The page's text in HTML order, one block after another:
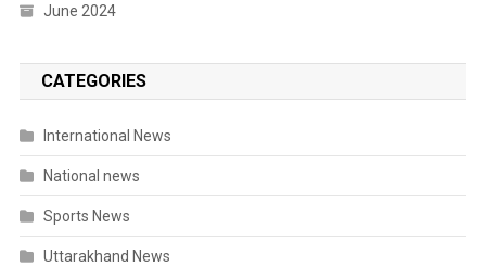
June 2024
CATEGORIES
International News
National news
Sports News
Uttarakhand News